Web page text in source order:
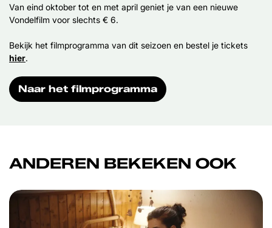
Van eind oktober tot en met april geniet je van een nieuwe
Vondelfilm voor slechts € 6.
Bekijk het filmprogramma van dit seizoen en bestel je tickets
hier.
Naar het filmprogramma
ANDEREN BEKEKEN OOK
Overslaan